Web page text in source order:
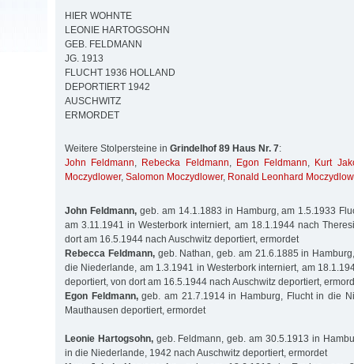
HIER WOHNTE
LEONIE HARTOGSOHN
GEB. FELDMANN
JG. 1913
FLUCHT 1936 HOLLAND
DEPORTIERT 1942
AUSCHWITZ
ERMORDET
Weitere Stolpersteine in Grindelhof 89 Haus Nr. 7:
John Feldmann, Rebecka Feldmann, Egon Feldmann, Kurt
Moczydlower, Salomon Moczydlower, Ronald Leonhard
John Feldmann,geb. am 14.1.1883 in Hamburg, am 1.5.1933
am 3.11.1941 in Westerbork interniert, am 18.1.1944 nach
dort am 16.5.1944 nach Auschwitz deportiert, ermordet
Rebecca Feldmann,geb. Nathan, geb. am 21.6.1885 in
die Niederlande, am 1.3.1941 in Westerbork interniert, am
deportiert, von dort am 16.5.1944 nach Auschwitz deportiert,
Egon Feldmann,geb. am 21.7.1914 in Hamburg, Flucht in die
Mauthausen deportiert, ermordet
Leonie Hartogsohn,geb. Feldmann, geb. am 30.5.1913 in
in die Niederlande, 1942 nach Auschwitz deportiert, ermordet